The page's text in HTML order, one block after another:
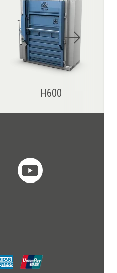
H600